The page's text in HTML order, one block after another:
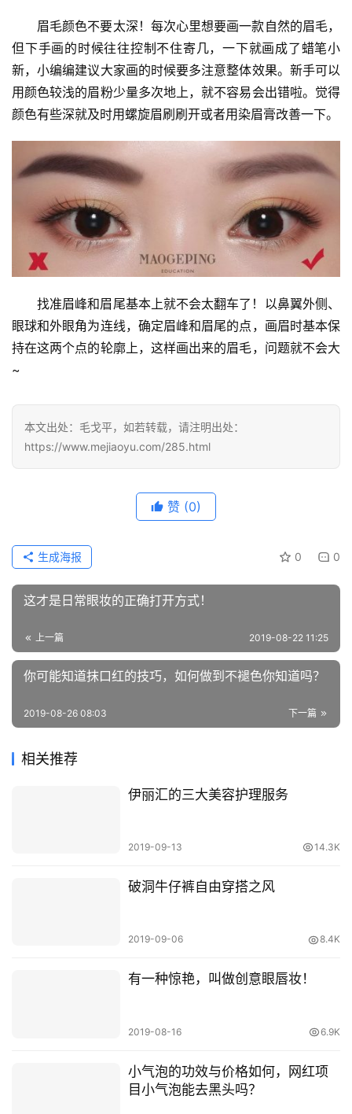
眉毛颜色不要太深！每次心里想要画一款自然的眉毛，
但下手画的时候往往控制不住寄几，一下就画成了蜡笔小
新，小编编建议大家画的时候要多注意整体效果。新手可以
用颜色较浅的眉粉少量多次地上，就不容易会出错啦。觉得
颜色有些深就及时用螺旋眉刷刷开或者用染眉膏改善一下。
找准眉峰和眉尾基本上就不会太翻车了！以鼻翼外侧、
眼球和外眼角为连线，确定眉峰和眉尾的点，画眉时基本保
持在这两个点的轮廓上，这样画出来的眉毛，问题就不会大
~
本文出处：毛戈平，如若转载，请注明出处：
https://www.mejiaoyu.com/285.html
赞 (0)
0 0
生成海报
这才是日常眼妆的正确打开方式！
上一篇 2019-08-22 11:25
你可能知道抹口红的技巧，如何做到不褪色你知道吗？
下一篇
2019-08-26 08:03
相关推荐
伊丽汇的三大美容护理服务
2019-09-13 14.3K
破洞牛仔裤自由穿搭之风
2019-09-06 8.4K
有一种惊艳，叫做创意眼唇妆！
2019-08-16 6.9K
小气泡的功效与价格如何，网红项
目小气泡能去黑头吗？